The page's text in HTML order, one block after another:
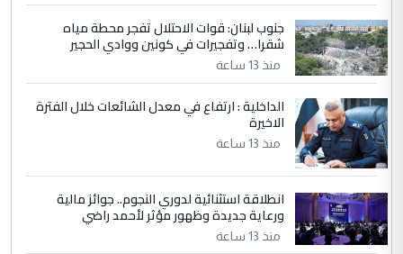
4 سردار
التعليق : واحد من عصابة علي ماما يسقط
جنسية الرافد الثالث للعراق ومن اصول عريقة
ابا فرات ...
الموضوع :
الجواهري يرد على صدام حسين سل
مضجعيك يابن الزنا (نص كامل)
5 سردار
التعليق : واحد من عصابة علي ماما يسقط
جنسية الرافد الثالث للعراق ومن اصول عريقة
جنوب لبنان: قوات الاحتلال تفجر محطة مياه
شقرا… وتفجيرات في كونين ووادي الحجير
منذ 13 ساعة
الداخلية : ارتفاع في معدل الشائعات خلال الفترة
الاخيرة
منذ 13 ساعة
انطلاقة استثنائية لدوري النجوم.. جوائز مالية
ورعاية جديدة وظهور مؤثر لأحمد راضي
منذ 13 ساعة